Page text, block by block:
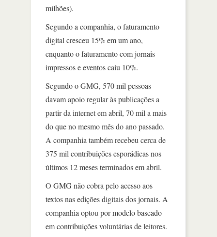
milhões).
Segundo a companhia, o faturamento
digital cresceu 15% em um ano,
enquanto o faturamento com jornais
impressos e eventos caiu 10%.
Segundo o GMG, 570 mil pessoas
davam apoio regular às publicações a
partir da internet em abril, 70 mil a mais
do que no mesmo mês do ano passado.
A companhia também recebeu cerca de
375 mil contribuições esporádicas nos
últimos 12 meses terminados em abril.
O GMG não cobra pelo acesso aos
textos nas edições digitais dos jornais. A
companhia optou por modelo baseado
em contribuições voluntárias de leitores.